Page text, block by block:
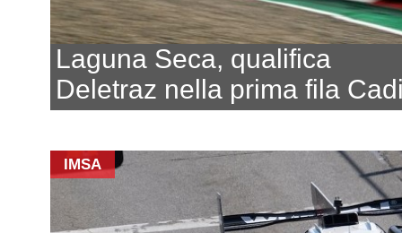
Laguna Seca, qualifica
Deletraz nella prima fila
IMSA